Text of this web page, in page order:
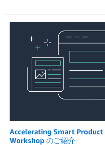
Accelerating Smart Product
Workshop のご紹介